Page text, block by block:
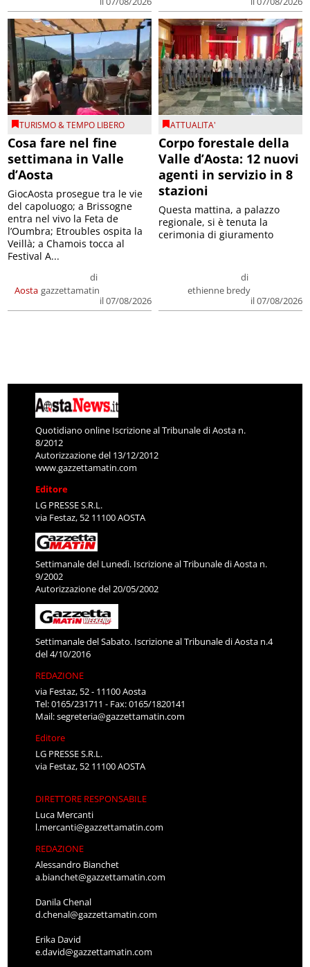
TURISMO & TEMPO LIBERO
Cosa fare nel fine
settimana in Valle
d’Aosta
Aosta
di
gazzettamatin
il 07/08/2026
GiocAosta prosegue tra le vie
del capoluogo; a Brissogne
entra nel vivo la Feta de
l’Oumbra; Etroubles ospita la
Veillà; a Chamois tocca al
Festival A...
ATTUALITA'
Corpo forestale della
Valle d’Aosta: 12 nuovi
agenti in servizio in 8
stazioni
di
ethienne bredy
il 07/08/2026
Questa mattina, a palazzo
regionale, si è tenuta la
cerimonia di giuramento
Quotidiano online Iscrizione al Tribunale di Aosta n.
8/2012
Autorizzazione del 13/12/2012
www.gazzettamatin.com
Editore
LG PRESSE S.R.L.
via Festaz, 52 11100 AOSTA
Settimanale del Lunedì. Iscrizione al Tribunale di Aosta n.
9/2002
Autorizzazione del 20/05/2002
Settimanale del Sabato. Iscrizione al Tribunale di Aosta n.4
del 4/10/2016
REDAZIONE
via Festaz, 52 - 11100 Aosta
Tel: 0165/231711 - Fax: 0165/1820141
Mail:segreteria@gazzettamatin.com
Editore
LG PRESSE S.R.L.
via Festaz, 52 11100 AOSTA
DIRETTORE RESPONSABILE
Luca Mercanti
l.mercanti@gazzettamatin.com
REDAZIONE
Alessandro Bianchet
a.bianchet@gazzettamatin.com
Danila Chenal
d.chenal@gazzettamatin.com
Erika David
e.david@gazzettamatin.com